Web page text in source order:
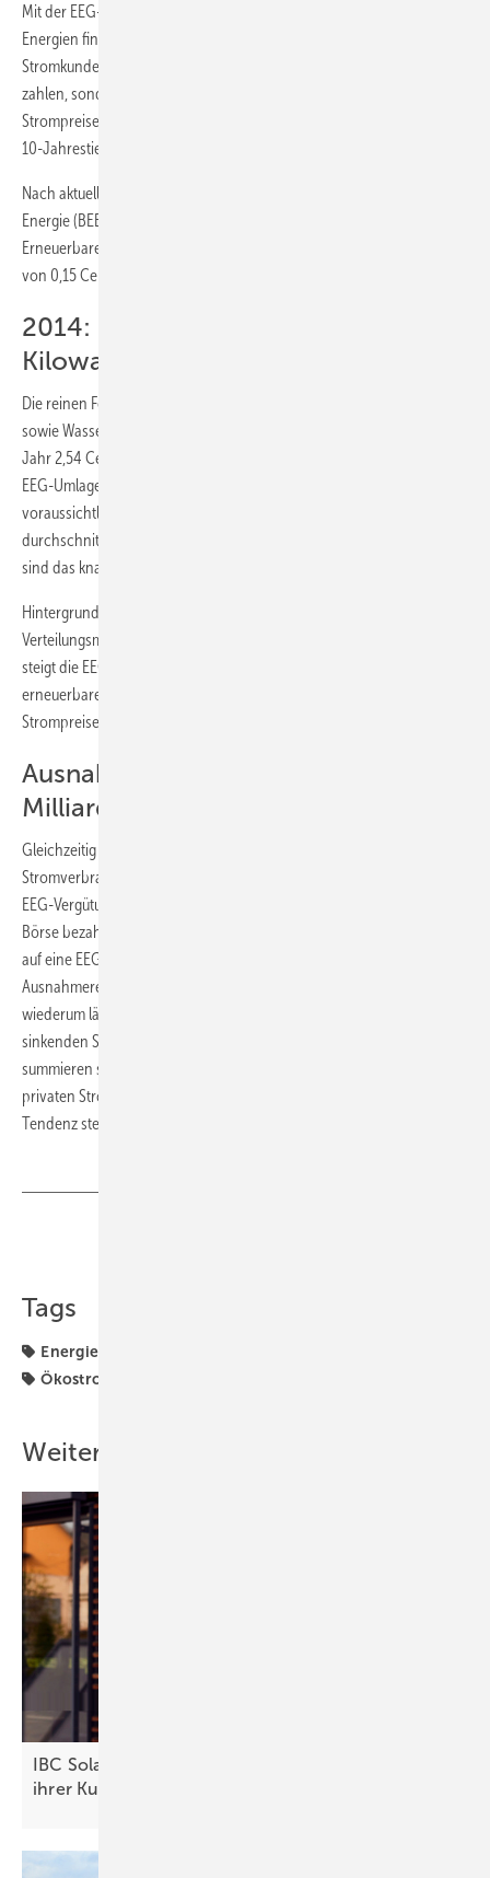
Mit der EEG-Umlage soll der stetige Ausbau der erneuerbaren
Energien finanziert werden. „Die Politik hat es geschafft, dass die
Stromkunden nicht mehr für den Ausbau erneuerbarer Energien
zahlen, sondern mit der EEG-Umlage immer mehr die niedrigen
Strompreise der Großabnehmer und Industrie finanzieren, die auf ein
10-Jahrestief gefallen sind“, sagt IWR-Direktor Norbert Allnoch.
Nach aktuellen Berechnungen des Bundesverbandes Erneuerbare
Energie (BEE) zahlen Verbraucher für den weiteren Ausbau der
Erneuerbaren im kommenden Jahr nur einen geringfügigen Aufschlag
von 0,15 Cent pro kWh beim Strompreis.
2014: Mehtkosten von 1,13 Cent pro
Kilowattstunde
Die reinen Förderkosten für Strom aus Wind-, Solar- und Bioenergie
sowie Wasserkraft und Geothermie betragen demnach im nächsten
Jahr 2,54 Cent pro kWh statt bisher 2,39 Cent. Dennoch steigt die
EEG-Umlage insgesamt von heute 5,27 Cent pro kWh auf
voraussichtlich 6,4 Cent an – mehr als einen Cent. Bei einem
durchschnittlichen Verbrauch von 3.500 Kilowattstunden pro Jahr
sind das knapp 40 Euro.
Hintergrund: Im Jahr 2010 hat die Bundesregierung den
Verteilungsmechanismus für den EEG-Ökostrom geändert. Seitdem
steigt die EEG-Umlage immer schneller an. Ein Grund: die
erneuerbaren Energien werden an der Börse verkauft und senken die
Strompreise für die Industrie.
Ausnahmeregelungen kosten sieben
Milliarden Euro
Gleichzeitig steigt die EEG-Umlage für die nicht befreiten
Stromverbraucher, weil diese die wachsende Differenz zwischen den
EEG-Vergütungen und den immer niedrigeren Strompreisen an der
Börse bezahlen. Die Spirale beschleunigt sich, da immer mehr Firmen
auf eine EEG-Befreiung drängen. Mit der Zunahme der
Ausnahmeregelungen zahlen immer weniger die EEG-Umlage. Das
wiederum lässt die EEG-Umlage noch schneller steigen. Die
sinkenden Strompreise und die zunehmenden Ausnahmeregelungen
summieren sich in 2013 auf sieben Milliarden Euro, mit denen die
privaten Stromverbraucher die Großverbraucher subventionieren –
Tendenz steigend. (Niels H. Petersen)
Tags
Energiewende
Ökostrom
Weitere Inhalte
IBC Solar: „Die Stärke einer Marke ist das Vertrauen
ihrer Kunden“